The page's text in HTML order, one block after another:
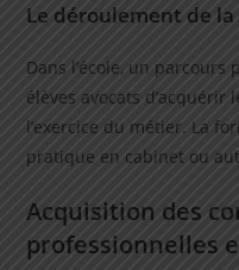
Le déroulement de
Dans l’école, un
élèves avocats d’acquérir
l’exercice du métier. La
pratique en cabinet ou
Acquisition des
professionnelles